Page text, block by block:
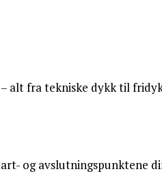
alt fra tekniske dykk til
og avslutningspunktene